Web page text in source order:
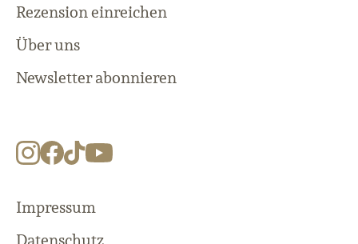
Rezension einreichen
Über uns
Newsletter abonnieren
Impressum